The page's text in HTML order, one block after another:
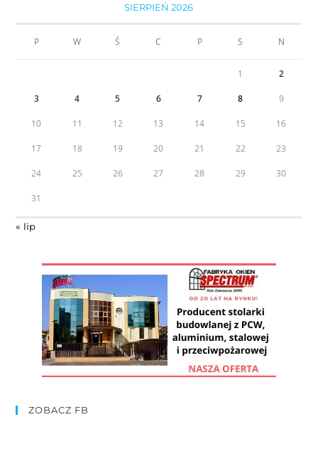
SIERPIEŃ 2026
P W Ś C P S N
1 2
3 4 5 6 7 8 9
10 11 12 13 14 15 16
17 18 19 20 21 22 23
24 25 26 27 28 29 30
31
« lip
ZOBACZ FB